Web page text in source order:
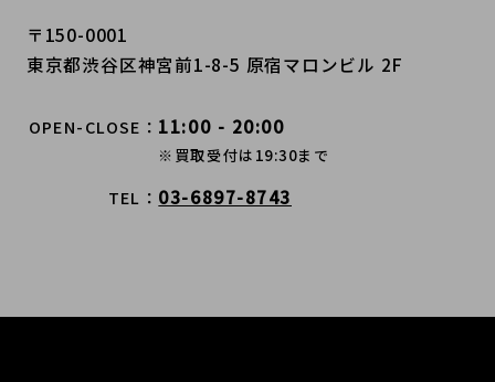
〒150-0001
東京都渋谷区神宮前1-8-5 原宿マロンビル 2F
OPEN-CLOSE 11:00 - 20:00
※買取受付は19:30まで
TEL 03-6897-8743